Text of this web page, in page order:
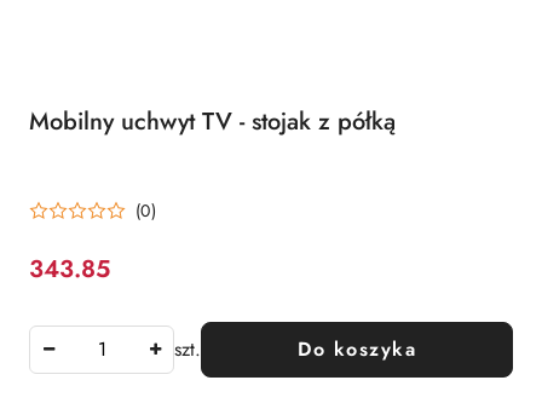
Mobilny uchwyt TV - stojak z półką
(0)
Cena:
343.85
szt. Do koszyka